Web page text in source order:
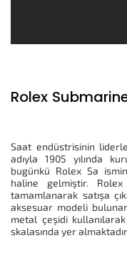
Rolex
Saat endüstrisinin
adıyla 1905 yılında
bugünkü Rolex Sa
haline gelmiştir.
tamamlanarak satışa
aksesuar modeli
metal çeşidi
skalasında yer